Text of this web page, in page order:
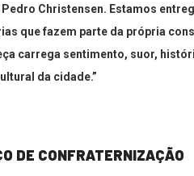
Pedro Christensen. Estamos
que fazem parte da própria
carrega sentimento, suor,
da cidade.”
DE CONFRATERNIZAÇÃO